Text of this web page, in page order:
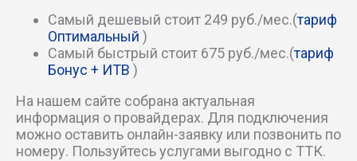
Ледниковый проезд
Лесной мкр
Литовский пер
Магаданский пер
Самый дешевый стоит 249 руб./мес.(тариф
Оптимальный )
Самый быстрый стоит 675 руб./мес.(тариф
Бонус + ИТВ )
На нашем сайте собрана актуальная
информация о провайдерах. Для подключения
можно оставить онлайн-заявку или позвонить по
номеру. Пользуйтесь услугами выгодно с ТТК.